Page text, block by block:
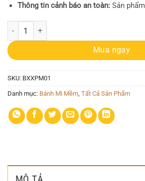
Thông tin cảnh báo an toàn:Sản
Bánh mì Xúc xích Phô mai số lượng
Mua ngay
SKU: BXXPM01
Danh mục: Bánh Mì Mềm Tất Cả Sản Phẩm